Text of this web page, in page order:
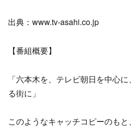
出典：www.tv-asahi.co.jp
【番組概要】
「六本木を、テレビ朝日を中心
る街に」
このようなキャッチコピーのも